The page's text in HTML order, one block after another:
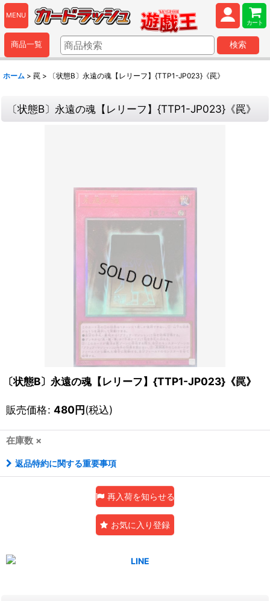
MENU
カート
商品一覧 検索
ホーム > 罠 > 〔状態B〕永遠の魂【レリーフ】{TTP1-JP023}《罠》
〔状態B〕永遠の魂【レリーフ】{TTP1-JP023}《罠》
〔状態B〕永遠の魂【レリーフ】{TTP1-JP023}《罠》
販売価格: 480円(税込)
在庫数 ×
返品特約に関する重要事項
再入荷を知らせる
お気に入り登録